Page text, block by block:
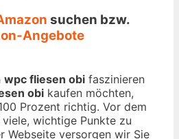
suchen bzw.
Angebote
wpc fliesen obi faszinieren
obi kaufen möchten,
Prozent richtig. Vor dem
wichtige Punkte zu
Webseite versorgen wir Sie